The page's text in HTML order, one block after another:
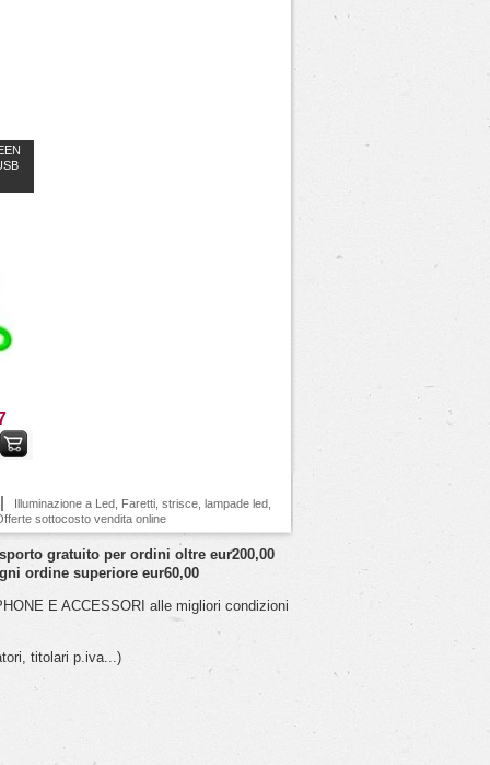
Illuminazione a Led, Faretti, strisce, lampade led,
sottocosto vendita online
gratuito per ordini oltre eur200,00
ordine superiore eur60,00
E ACCESSORI alle migliori condizioni
titolari p.iva...)